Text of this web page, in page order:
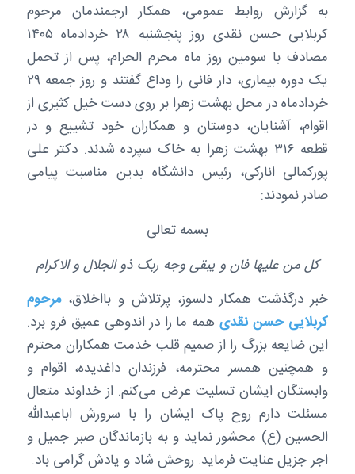
به گزارش روابط عمومی، همکار ارجمندمان مرحوم
کربلایی حسن نقدی روز پنجشنبه ۲۸ خردادماه ۱۴۰۵
مصادف با سومین روز ماه محرم الحرام، پس از تحمل
یک دوره بیماری، دار فانی را وداع گفتند و روز جمعه ۲۹
خردادماه در محل بهشت زهرا بر روی دست خیل کثیری از
اقوام، آشنایان، دوستان و همکاران خود تشییع و در
قطعه ۳۱۶ بهشت زهرا به خاک سپرده شدند. دکتر علی
پورکمالی انارکی، رئیس دانشگاه بدین مناسبت پیامی
صادر نمودند:
بسمه تعالی
کل من علیها فان و یبقی وجه ربک ذو الجلال و الاکرام
خبر درگذشت همکار دلسوز، پرتلاش و بااخلاق،مرحوم
کربلایی حسن نقدیهمه ما را در اندوهی عمیق فرو برد.
این ضایعه بزرگ را از صمیم قلب خدمت همکاران محترم
و همچنین همسر محترمه، فرزندان داغدیده، اقوام و
وابستگان ایشان تسلیت عرض می‌کنم. از خداوند متعال
مسئلت دارم روح پاک ایشان را با سرورش اباعبدالله
الحسین (ع) محشور نماید و به بازماندگان صبر جمیل و
اجر جزیل عنایت فرماید. روحش شاد و یادش گرامی باد.